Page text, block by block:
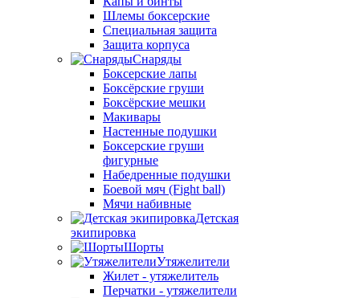
Шлемы боксерские
Специальная защита
Защита корпуса
Снаряды
Боксерские лапы
Боксёрские груши
Боксёрские мешки
Макивары
Настенные подушки
Боксерские груши
фигурные
Набедренные подушки
Боевой мяч (Fight ball)
Мячи набивные
Детская
экипировка
Шорты
Утяжелители
Жилет - утяжелитель
Перчатки - утяжелители